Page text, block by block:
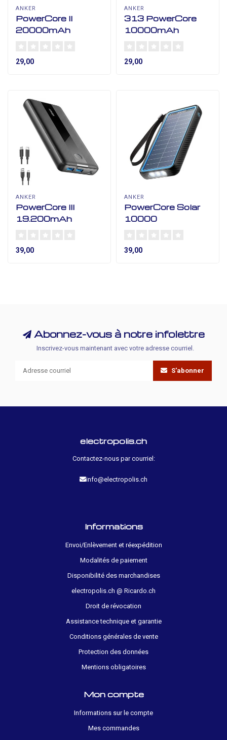
ANKER
PowerCore II
20000mAh
29,00
ANKER
313 PowerCore
10000mAh
29,00
ANKER
PowerCore III
19.200mAh
39,00
ANKER
PowerCore Solar
10000
39,00
Abonnez-vous à notre infolettre
Inscrivez-vous maintenant avec votre adresse courriel.
S'abonner
electropolis.ch
Contactez-nous par courriel:
info@electropolis.ch
Informations
Envoi/Enlèvement et réexpédition
Modalités de paiement
Disponibilité des marchandises
electropolis.ch @ Ricardo.ch
Droit de révocation
Assistance technique et garantie
Conditions générales de vente
Protection des données
Mentions obligatoires
Mon compte
Informations sur le compte
Mes commandes